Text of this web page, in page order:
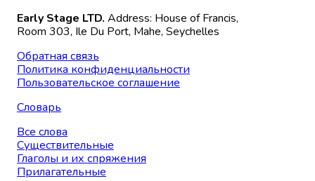
Early Stage LTD. Address: House of Francis,
Room 303, Ile Du Port, Mahe, Seychelles
Обратная связь
Политика конфиденциальности
Пользовательское соглашение
Словарь
Все слова
Существительные
Глаголы и их спряжения
Прилагательные